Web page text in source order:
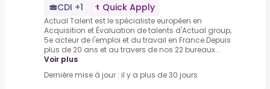
CDI +1
Quick Apply
Actual Talent est le spécialiste européen en
Acquisition et Évaluation de talents d'Actual group,
5e acteur de l'emploi et du travail en France.Depuis
plus de 20 ans et au travers de nos 22 bureaux...
Voir plus
Dernière mise à jour : il y a plus de 30 jours